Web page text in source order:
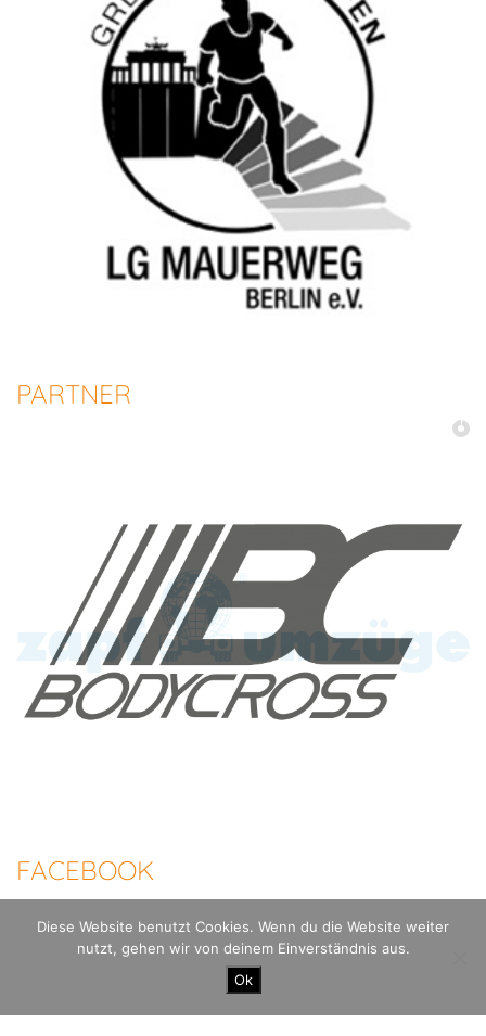
PARTNER
FACEBOOK
100 Meilen Berlin - Der Mauerweglauf |
Datenschutzerklärung
Diese Website benutzt Cookies. Wenn du die Website weiter
nutzt, gehen wir von deinem Einverständnis aus.
Ok